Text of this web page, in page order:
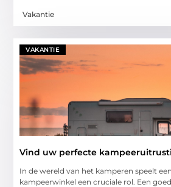
Vakantie
VAKANTIE
Vind uw perfecte
In de wereld van het kamperen speelt
kampeerwinkel een cruciale rol. Een